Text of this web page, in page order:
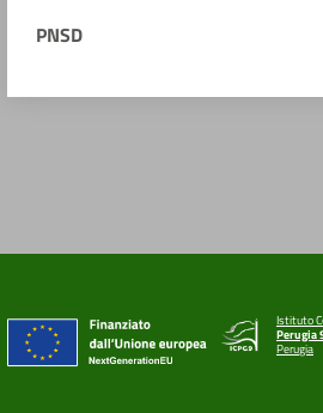
PNSD
Istituto
Perugia
Perugia